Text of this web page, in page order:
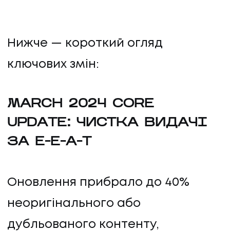
Нижче — короткий огляд
ключових змін:
MARCH 2024 CORE
UPDATE: ЧИСТКА ВИДАЧІ
ЗА E-E-A-T
Оновлення прибрало до 40%
неоригінального або
дубльованого контенту,